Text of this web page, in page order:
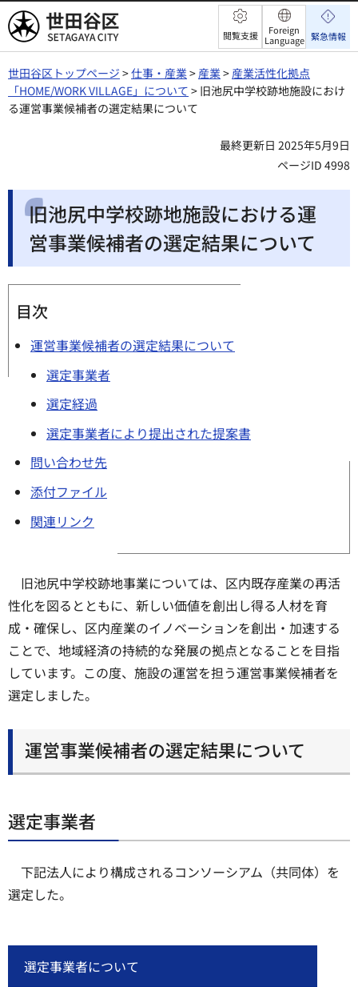
世田谷区 閲覧支援
Foreign
Language 緊急情報
世田谷区トップページ >仕事・産業>産業>産業活性化拠点
「HOME/WORK VILLAGE」について > 旧池尻中学校跡地施設におけ
る運営事業候補者の選定結果について
最終更新日 2025年5月9日
ページID 4998
旧池尻中学校跡地施設における運
営事業候補者の選定結果について
目次
運営事業候補者の選定結果について
選定事業者
選定経過
選定事業者により提出された提案書
問い合わせ先
添付ファイル
関連リンク
旧池尻中学校跡地事業については、区内既存産業の再活
性化を図るとともに、新しい価値を創出し得る人材を育
成・確保し、区内産業のイノベーションを創出・加速する
ことで、地域経済の持続的な発展の拠点となることを目指
しています。この度、施設の運営を担う運営事業候補者を
選定しました。
運営事業候補者の選定結果について
選定事業者
下記法人により構成されるコンソーシアム（共同体）を
選定した。
選定事業者について